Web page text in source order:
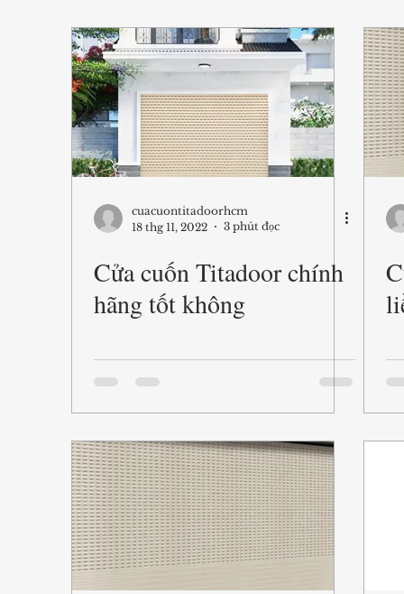
cuacuontitadoorhcm
18 thg 11, 2022
3 phút đọc
Cửa cuốn Titadoor chính
hãng tốt không